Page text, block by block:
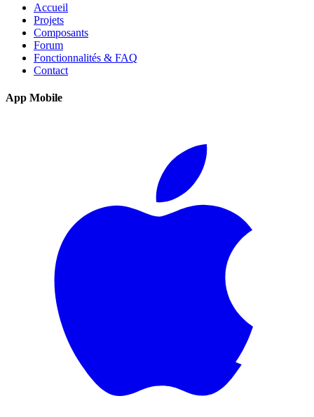
Accueil
Projets
Composants
Forum
Fonctionnalités & FAQ
Contact
App Mobile